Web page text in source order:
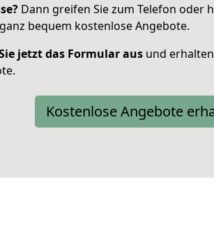
Dann greifen Sie zum Telefon oder
bequem kostenlose Angebote.
jetzt das Formular aus und
Kostenlose Angebote